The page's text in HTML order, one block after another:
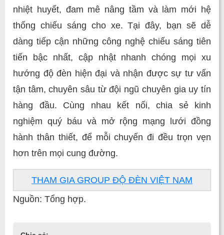
nhiệt huyết, đam mê nâng tầm và làm mới hệ
thống chiếu sáng cho xe. Tại đây, bạn sẽ dễ
dàng tiếp cận những công nghệ chiếu sáng tiên
tiến bậc nhất, cập nhật nhanh chóng mọi xu
hướng độ đèn hiện đại và nhận được sự tư vấn
tận tâm, chuyên sâu từ đội ngũ chuyên gia uy tín
hàng đầu. Cùng nhau kết nối, chia sẻ kinh
nghiệm quý báu và mở rộng mạng lưới đồng
hành thân thiết, để mỗi chuyến đi đều trọn vẹn
hơn trên mọi cung đường.
THAM GIA GROUP ĐỘ ĐÈN VIỆT NAM
Nguồn: Tổng hợp.